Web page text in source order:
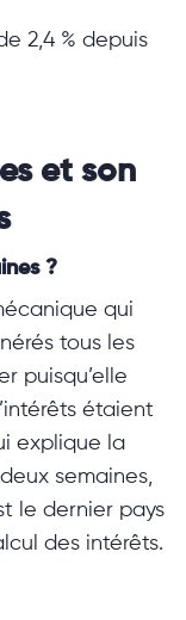
2,4 % depuis
et son
?
qui
tous les
puisqu’elle
étaient
explique la
semaines,
le dernier pays
des intérêts.